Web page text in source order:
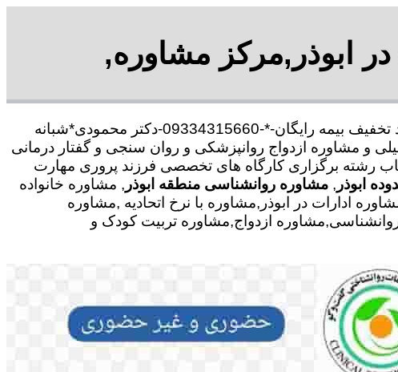
ابوذر,مرکز مشاوره,
با30 در صد تخفیف بیمه رایگان-*-09334315660-دکتر محمودی*شبانه
و مشاوره ازدواج روانپزشکی و روان سنجی و گفتار درمانی
رشته برگزاری کارگاه های تخصصی فرزند پروری مهارت
ابوذر , مشاوره روانشناسی منطقه ابوذر , مشاوره خانواده
ادارات در ابوذر,مشاوره با نرخ اتحادیه ,مشاوره
ازدواج,مشاوره تربیت کودک و